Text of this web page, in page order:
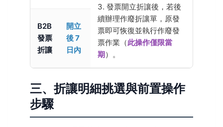
3. 發票開立折讓後，若後
續辦理作廢折讓單，原發
票即可恢復並執行作廢發
票作業（此操作僅限當
期）。
B2B
發票
折讓
開立
後 7
日內
三、折讓明細挑選與前置操作
步驟